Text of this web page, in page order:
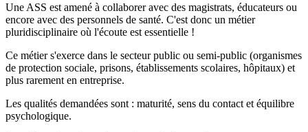
Une ASS est amené à collaborer avec des magistrats, éducateurs ou
encore avec des personnels de santé. C'est donc un métier
pluridisciplinaire où l'écoute est essentielle !
Ce métier s'exerce dans le secteur public ou semi-public (organismes
de protection sociale, prisons, établissements scolaires, hôpitaux) et
plus rarement en entreprise.
Les qualités demandées sont : maturité, sens du contact et équilibre
psychologique.